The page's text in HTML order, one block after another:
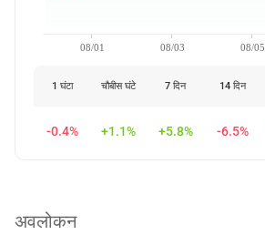
08/01 08/03 08/05
1 घंटा चौबीस घंटे 7 दिन 14 दिन
-0.4% +1.1% +5.8% -6.5%
अवलोकन